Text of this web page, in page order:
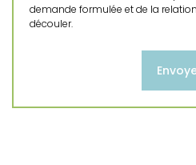
demande formulée et de la
découler.